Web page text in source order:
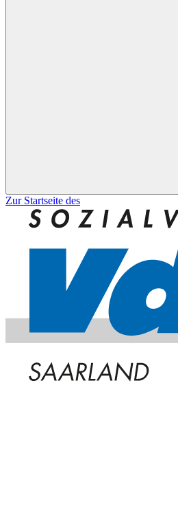
Zur Startseite des